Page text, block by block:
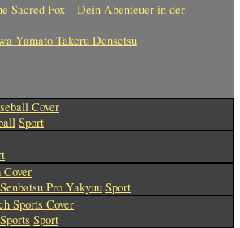
Sacred Fox – Dein Abenteuer in der
Yamato Takeru Densetsu
Sport
Pro Yakyuu Sport
Sport